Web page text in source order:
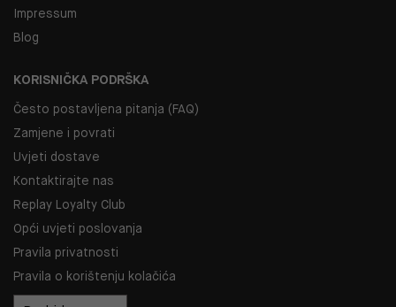
Impressum
Blog
KORISNIČKA PODRŠKA
Često postavljena pitanja (FAQ)
Zamjene i povrati
Uvjeti dostave
Kontaktirajte nas
Replay Loyalty Club
Opći uvjeti poslovanja
Pravila privatnosti
Pravila o korištenju kolačića